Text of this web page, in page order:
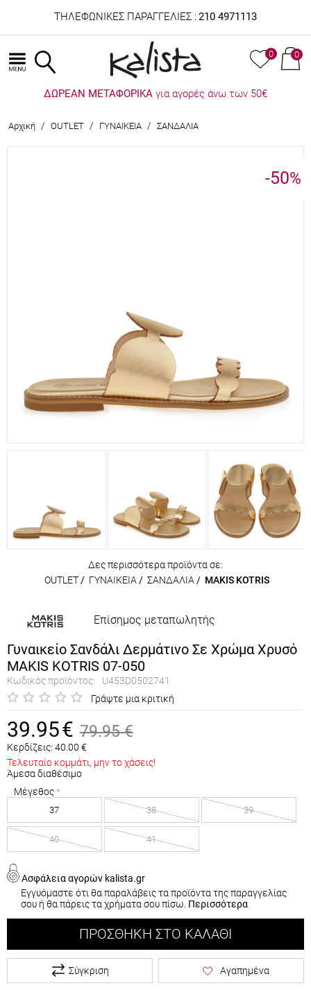
ΤΗΛΕΦΩΝΙΚΕΣ ΠΑΡΑΓΓΕΛΙΕΣ : 210 4971113
0 0
ΔΩΡΕΑΝ ΜΕΤΑΦΟΡΙΚΑ για αγορές άνω των 50€
Αρχική / OUTLET / ΓΥΝΑΙΚΕΙΑ / ΣΑΝΔΑΛΙΑ
-50%
Δες περισσότερα προϊόντα σε:
OUTLET/ ΓΥΝΑΙΚΕΙΑ / ΣΑΝΔΑΛΙΑ / MAKIS KOTRIS
Επίσημος μεταπωλητής
Γυναικείο Σανδάλι Δερμάτινο Σε Χρώμα Χρυσό
MAKIS KOTRIS 07-050
Κωδικός προϊόντος:
U453D0502741
Γράψτε μια κριτική
39.95€ 79.95 €
Κερδίζεις: 40.00 €
Τελευταίο κομμάτι, μην το χάσεις!
Άμεσα διαθέσιμο
Μέγεθος
37 38 39
40 41
Ασφάλεια αγορών kalista.gr
Εγγυόμαστε ότι θα παραλάβεις τα προϊόντα της παραγγελίας
σου ή θα πάρεις τα χρήματα σου πίσω. Περισσότερα
ΠΡΟΣΘΉΚΗ ΣΤΟ ΚΑΛΆΘΙ
Σύγκριση Αγαπημένα